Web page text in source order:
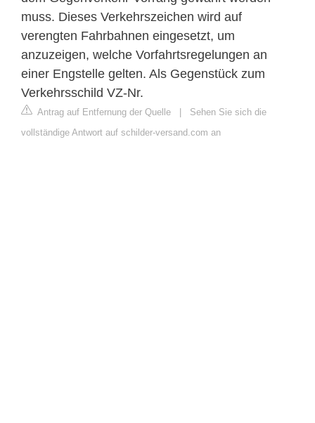
muss. Dieses Verkehrszeichen wird auf
verengten Fahrbahnen eingesetzt, um
anzuzeigen, welche Vorfahrtsregelungen an
einer Engstelle gelten. Als Gegenstück zum
Verkehrsschild VZ-Nr.
Antrag auf Entfernung der Quelle | Sehen Sie sich die
vollständige Antwort auf schilder-versand.com an